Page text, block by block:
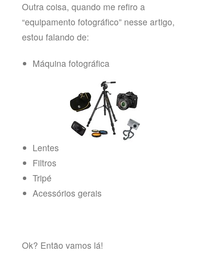
Outra coisa, quando me refiro a
“equipamento fotográfico” nesse artigo,
estou falando de:
Máquina fotográfica
Lentes
Filtros
Tripé
Acessórios gerais
Ok? Então vamos lá!